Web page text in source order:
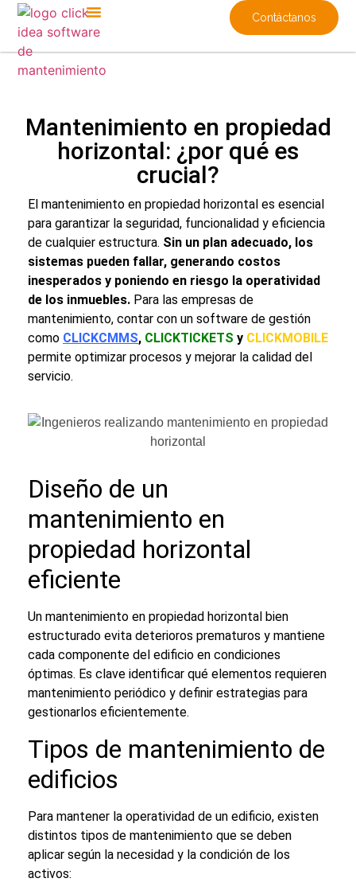
Contáctanos
Mantenimiento en propiedad
horizontal: ¿por qué es
crucial?
El mantenimiento en propiedad horizontal es esencial
para garantizar la seguridad, funcionalidad y eficiencia
de cualquier estructura. Sin un plan adecuado, los
sistemas pueden fallar, generando costos
inesperados y poniendo en riesgo la operatividad
de los inmuebles. Para las empresas de
mantenimiento, contar con un software de gestión
como CLICKCMMS, CLICKTICKETS y CLICKMOBILE
permite optimizar procesos y mejorar la calidad del
servicio.
Diseño de un
mantenimiento en
propiedad horizontal
eficiente
Un mantenimiento en propiedad horizontal bien
estructurado evita deterioros prematuros y mantiene
cada componente del edificio en condiciones
óptimas. Es clave identificar qué elementos requieren
mantenimiento periódico y definir estrategias para
gestionarlos eficientemente.
Tipos de mantenimiento de
edificios
Para mantener la operatividad de un edificio, existen
distintos tipos de mantenimiento que se deben
aplicar según la necesidad y la condición de los
activos: